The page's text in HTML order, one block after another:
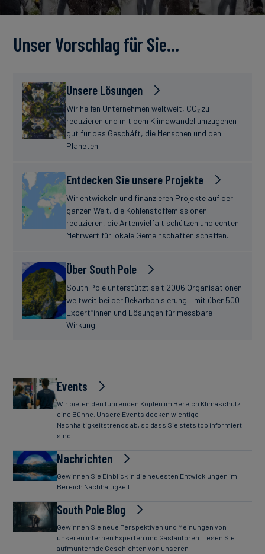
Unser Vorschlag für Sie…
Unsere Lösungen
Wir helfen Unternehmen weltweit, CO₂ zu
reduzieren und mit dem Klimawandel umzugehen –
gut für das Geschäft, die Menschen und den
Planeten.
Entdecken Sie unsere Projekte
Wir entwickeln und finanzieren Projekte auf der
ganzen Welt, die Kohlenstoffemissionen
reduzieren, die Artenvielfalt schützen und echten
Mehrwert für lokale Gemeinschaften schaffen.
Über South Pole
South Pole unterstützt seit 2006 Organisationen
weltweit bei der Dekarbonisierung – mit über 500
Expert*innen und Lösungen für messbare
Wirkung.
Events
Wir bieten den führenden Köpfen im Bereich Klimaschutz
eine Bühne. Unsere Events decken wichtige
Nachhaltigkeitstrends ab, so dass Sie stets top informiert
sind.
Nachrichten
Gewinnen Sie Einblick in die neuesten Entwicklungen im
Bereich Nachhaltigkeit!
South Pole Blog
Gewinnen Sie neue Perspektiven und Meinungen von
unseren internen Experten und Gastautoren. Lesen Sie
aufmunternde Geschichten von unseren